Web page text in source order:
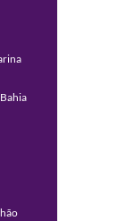
Bahia